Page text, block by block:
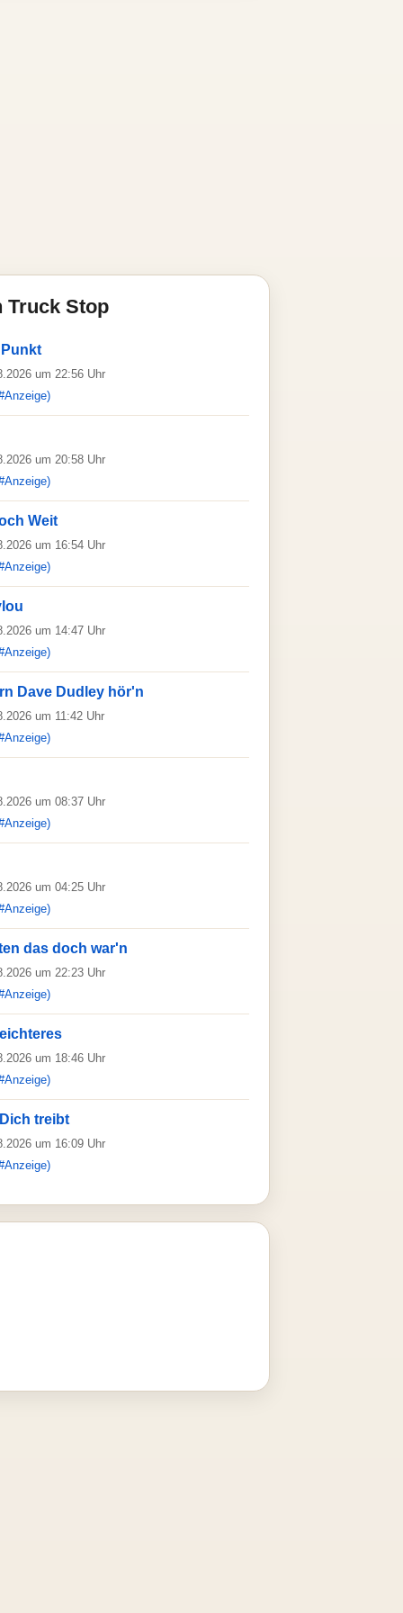
Truck Stop
um 22:56 Uhr
um 20:58 Uhr
Weit
um 16:54 Uhr
um 14:47 Uhr
Dave Dudley hör'n
um 11:42 Uhr
um 08:37 Uhr
um 04:25 Uhr
das doch war'n
um 22:23 Uhr
um 18:46 Uhr
treibt
um 16:09 Uhr